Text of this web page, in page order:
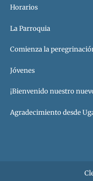
Horarios
La Parroquia
Comienza la
Jóvenes
¡Bienvenido nuestro
Agradecimiento desde